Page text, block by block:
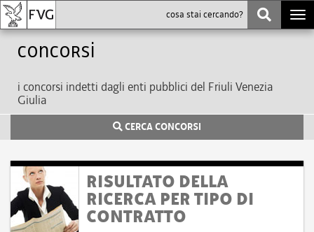
Concorsi
i concorsi indetti dagli enti pubblici del Friuli Venezia
Giulia
CERCA CONCORSI
RISULTATO DELLA
RICERCA PER TIPO DI
CONTRATTO